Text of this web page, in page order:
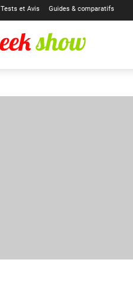
Tests et Avis Guides & comparatifs